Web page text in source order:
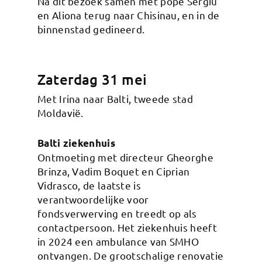
en Aliona terug naar Chisinau, en in de
binnenstad gedineerd.
Zaterdag 31 mei
Met Irina naar Balti, tweede stad
Moldavië.
Balti ziekenhuis
Ontmoeting met directeur Gheorghe
Brinza, Vadim Boquet en Ciprian
Vidrasco, de laatste is
verantwoordelijke voor
fondsverwerving en treedt op als
contactpersoon. Het ziekenhuis heeft
in 2024 een ambulance van SMHO
ontvangen. De grootschalige renovatie